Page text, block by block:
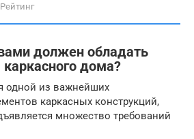
Рейтинг
должен обладать
каркасного дома?
одной из важнейших
каркасных конструкций,
множество требований